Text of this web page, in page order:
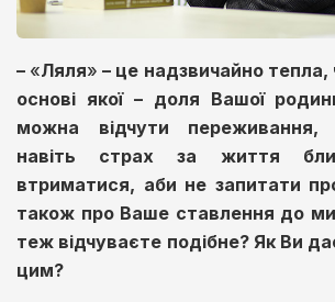
– «Ляля» – це надзвичайно тепла,
основі якої – доля Вашої
можна відчути переживання,
навіть страх за життя
втриматися, аби не запитати
також про Ваше ставлення до
теж відчуваєте подібне? Як Ви
цим?